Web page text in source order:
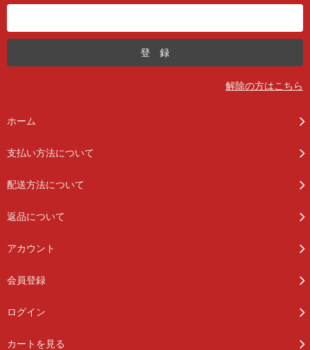
解除の方はこちら
ホーム
支払い方法について
配送方法について
返品について
アカウント
会員登録
ログイン
カートを見る